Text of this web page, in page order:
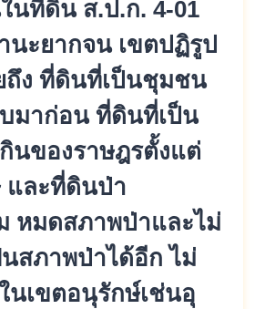
นที่ดิน ส.ป.ก. 4-01
นะยากจน เขตปฏิรูป
ง ที่ดินที่เป็นชุมชน
มาก่อน ที่ดินที่เป็น
นของราษฎรตั้งแต่
และที่ดินป่า
หมดสภาพป่าและไม่
สภาพป่าได้อีก ไม่
นเขตอนุรักษ์เช่นอุ